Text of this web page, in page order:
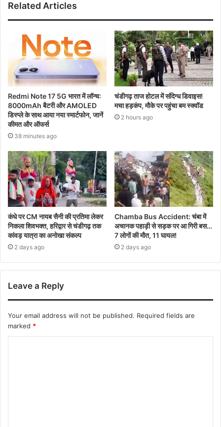
Related Articles
Redmi Note 17 5G भारत में लॉन्च:
8000mAh बैटरी और AMOLED
डिस्प्ले के साथ आया नया स्मार्टफोन, जानें
कीमत और ऑफर्स
38 minutes ago
चंडीगढ़ ताज होटल में संदिग्ध डिवाइस!
मचा हड़कंप, मौके पर पहुंचा बम स्क्वॉड
2 hours ago
कंधे पर CM नायब सैनी की प्रतिमा लेकर
निकला शिवभक्त, हरिद्वार से चंडीगढ़ तक
कांवड़ यात्रा का अनोखा संकल्प
2 days ago
Chamba Bus Accident: चंबा में
अचानक पहाड़ी से सड़क पर आ गिरी बस…
7 लोगों की मौत, 11 घायल!
2 days ago
Leave a Reply
Your email address will not be published. Required fields are
marked *